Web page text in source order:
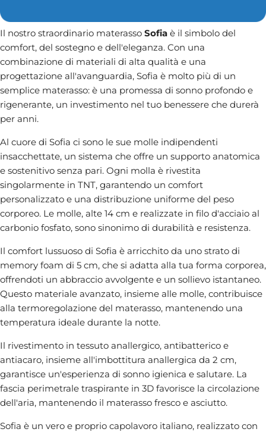
Il nostro straordinario materasso Sofia è il simbolo del
comfort, del sostegno e dell'eleganza. Con una
combinazione di materiali di alta qualità e una
progettazione all'avanguardia, Sofia è molto più di un
semplice materasso: è una promessa di sonno profondo e
rigenerante, un investimento nel tuo benessere che durerà
per anni.
Al cuore di Sofia ci sono le sue molle indipendenti
insacchettate, un sistema che offre un supporto anatomica
e sostenitivo senza pari. Ogni molla è rivestita
singolarmente in TNT, garantendo un comfort
personalizzato e una distribuzione uniforme del peso
corporeo. Le molle, alte 14 cm e realizzate in filo d'acciaio al
carbonio fosfato, sono sinonimo di durabilità e resistenza.
Il comfort lussuoso di Sofia è arricchito da uno strato di
memory foam di 5 cm, che si adatta alla tua forma corporea,
offrendoti un abbraccio avvolgente e un sollievo istantaneo.
Questo materiale avanzato, insieme alle molle, contribuisce
alla termoregolazione del materasso, mantenendo una
temperatura ideale durante la notte.
Il rivestimento in tessuto anallergico, antibatterico e
antiacaro, insieme all'imbottitura anallergica da 2 cm,
garantisce un'esperienza di sonno igienica e salutare. La
fascia perimetrale traspirante in 3D favorisce la circolazione
dell'aria, mantenendo il materasso fresco e asciutto.
Sofia è un vero e proprio capolavoro italiano, realizzato con